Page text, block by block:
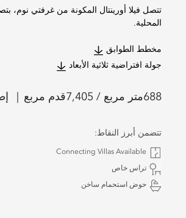
تتصل فيلا أورينتال المكونة من غرفتي نوم،
المحلية.
مخطط الطوابق
جولة افتراضية ثلاثية الأبعاد
688متر مربع / 7,405قدم مربع
تتضمن أبرز النقاط:
Connecting Villas Available
تراس خاص
حوض استحمام ساخن